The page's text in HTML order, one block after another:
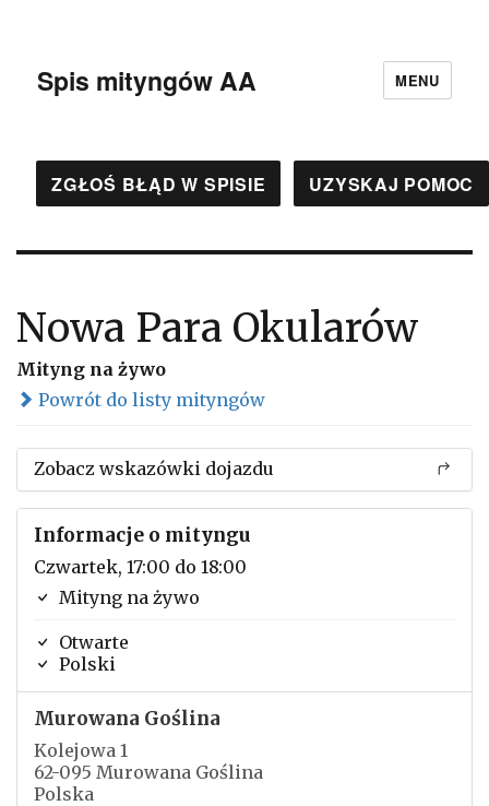
Spis mityngów AA MENU
ZGŁOŚ BŁĄD W SPISIE UZYSKAJ POMOC
Nowa Para Okularów
Mityng na żywo
Powrót do listy mityngów
Zobacz wskazówki dojazdu
Informacje o mityngu
Czwartek, 17:00 do 18:00
Mityng na żywo
Otwarte
Polski
Murowana Goślina
Kolejowa 1
62-095 Murowana Goślina
Polska